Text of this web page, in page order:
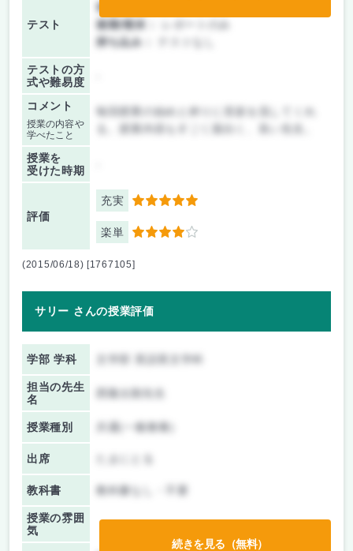
テスト
前期/中間：
後期/期末：
持ち込み：
テストの方
式や難易度
コメント
授業の内容や
学べたこと
毎回授業の始めと終りに音楽を流してくれ
授業を
受けた時期
評価
充実 5
楽単 4
(2015/06/18) [1767105]
サリー さんの授業評価
学部 学科
担当の先生
名
西隆太朗先生
授業種別 共通(一般教養)
出席
教科書 教科書なし・不要
授業の雰囲
気
続きを見る（無料）